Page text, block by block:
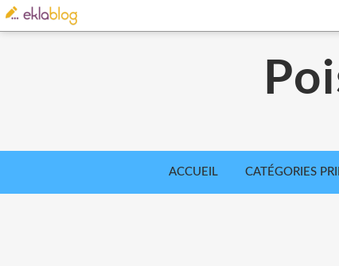
ACCUEIL CATÉGORIES